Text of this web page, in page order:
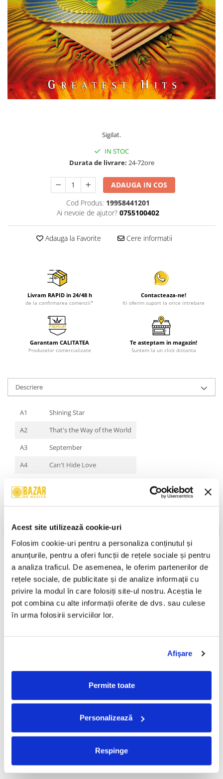
Acest site utilizează cookie-uri
Folosim cookie-uri pentru a personaliza conținutul și
anunțurile, pentru a oferi funcții de rețele sociale și pentru
a analiza traficul. De asemenea, le oferim partenerilor de
rețele sociale, de publicitate și de analize informații cu
privire la modul în care folosiți site-ul nostru. Aceștia le
pot combina cu alte informații oferite de dvs. sau culese
în urma folosirii serviciilor lor.
Afişare
Permite toate
Personalizează
Respinge
Viniluri Românești
Colecția Electrecord
Sigilat.
IN STOC
Durata de livrare: 24-72ore
ADAUGA IN COS
Cod Produs: 19958441201
Ai nevoie de ajutor? 0755100402
Adauga la Favorite Cere informatii
Livram RAPID in 24/48 h
de la confirmarea comenzii*
Contacteaza-ne!
Iti oferim suport la orice intrebare
Garantam CALITATEA
Produselor comercializate
Te asteptam in magazin!
Suntem la un click distanta
Descriere
A1
Shining Star
A2
That's the Way of the World
A3
September
A4
Can't Hide Love
B2
B5
Fantasy
C1
Kalimba Story
C2
Mighty Mighty
C3
Reasons
D3
After the Love Has Gone
VEZI MAI MULT
Stare Coperta:Mint
Stare Disc:Mint
Gen:Funk / Soul, Pop
Stil:Disco, Funk, Soul
An Lansare:An Lansare:
Informatii conformitate produs
PRODUSE ALTERNATIVE
Film (Disc Vinil)